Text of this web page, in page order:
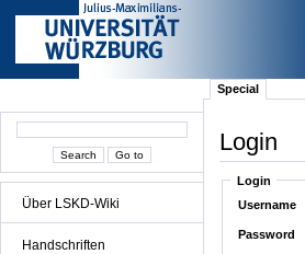
Über LSKD-Wiki
Handschriften
Special
Login
Login
Username
Password